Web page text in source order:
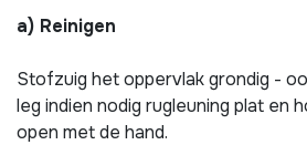
a) Reinigen
Stofzuig het oppervlak grondig -
leg indien nodig rugleuning plat en
open met de hand.